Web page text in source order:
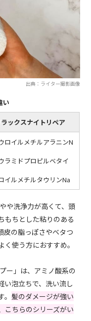
出典：ライター撮影画像
い
ラックスナイトリペア
ロイルメチルアラニンN
ラミドプロピルベタイ
イルメチルタウリンNa
や洗浄力が高くて、頭
もちとした粘りのある
皮の脂っぽさやベタつ
使う方におすすめ。
ー」は、アミノ酸系の
い泡立ちで、洗い流し
髪のダメージが強い
こちらのシリーズがい